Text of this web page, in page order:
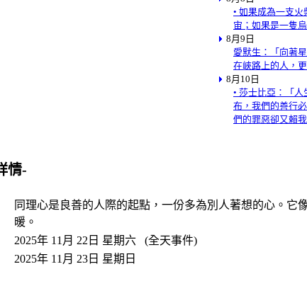
• 如果成為一支
宙；如果是一隻
8月9日
愛默生：「向著
在峽路上的人，
8月10日
• 莎士比亞：「
布，我們的善行
們的罪惡卻又賴
情-
同理心是良善的人際的起點，一份多為別人著想的心。它
暖。
2025年 11月 22日 星期六 (全天事件)
2025年 11月 23日 星期日